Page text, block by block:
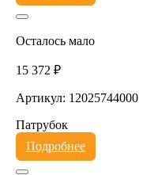
Осталось мало
15 372 ₽
Артикул: 12025744000
Патрубок
Подробнее